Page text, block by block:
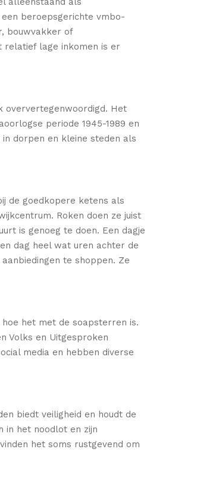
beroepsgerichte vmbo-
bouwvakker of
relatief lage inkomen is er
oververtegenwoordigd. Het
periode 1945-1989 en
dorpen en kleine steden als
de goedkopere ketens als
Roken doen ze juist
is genoeg te doen. Een dagje
dag heel wat uren achter de
te shoppen. Ze
het met de soapsterren is.
Volks en Uitgesproken
media en hebben diverse
biedt veiligheid en houdt de
in het noodlot en zijn
het soms rustgevend om